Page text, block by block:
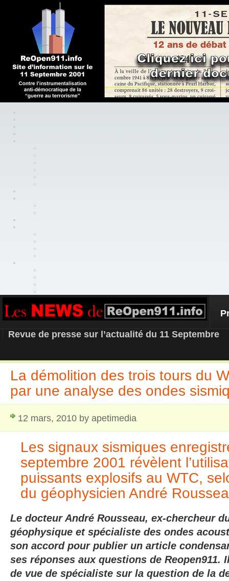
REOPEN911 – NEWS
Revue de presse sur l’actualité du 11 Septembre
La démolition des trois tours du
par une analyse des ondes
12 mars, 2010 by apetimedia
Les signaux sismiques
septembre 2001 révèlent
puissants explosifs au WTC,
du géophysicien André
Le docteur André Rousseau, ex-chercheur
géophysique et spécialiste des ondes
son accord pour publier un article
ses réponses aux questions de Reopen911.
de vue de spécialiste sur la question de la